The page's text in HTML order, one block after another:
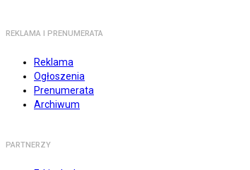
REKLAMA I PRENUMERATA
Reklama
Ogłoszenia
Prenumerata
Archiwum
PARTNERZY